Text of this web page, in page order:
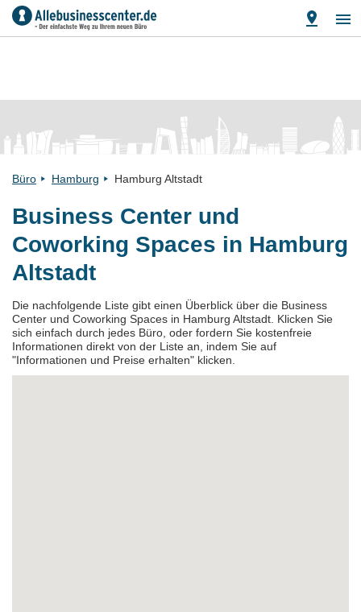
Büro Hamburg Hamburg Altstadt
Business Center und
Coworking Spaces in Hamburg
Altstadt
Die nachfolgende Liste gibt einen Überblick über die Business
Center und Coworking Spaces in Hamburg Altstadt. Klicken Sie
sich einfach durch jedes Büro, oder fordern Sie kostenfreie
Informationen direkt von der Liste an, indem Sie auf
"Informationen und Preise erhalten" klicken.